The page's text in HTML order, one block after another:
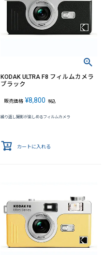
KODAK ULTRA F8 フィルムカメラ
ブラック
販売価格 ¥8,800 税込
繰り返し撮影が楽しめるフィルムカメラ
カートに入れる